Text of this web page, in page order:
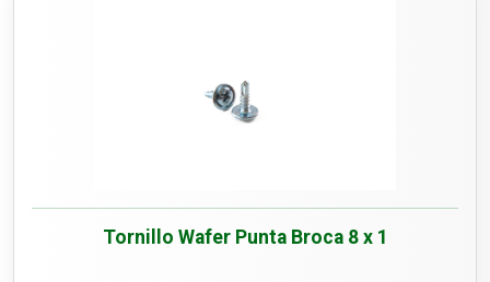
Tornillo Wafer Punta Broca 8 x 1